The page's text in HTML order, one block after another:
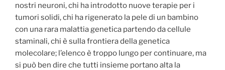
nostri neuroni, chi ha introdotto nuove terapie per i
tumori solidi, chi ha rigenerato la pele di un bambino
con una rara malattia genetica partendo da cellule
staminali, chi è sulla frontiera della genetica
molecolare; l’elenco è troppo lungo per continuare, ma
si può ben dire che tutti insieme portano alta la